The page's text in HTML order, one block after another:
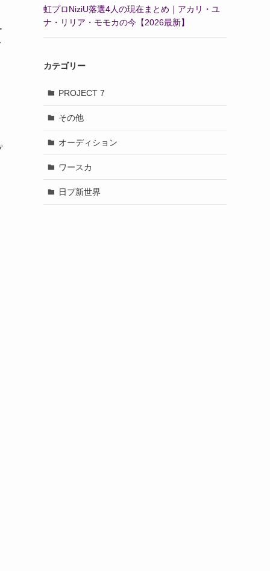
虹プロNiziU落選4人の現在まとめ｜アカリ・ユ
ナ・リリア・モモカの今【2026最新】
カテゴリー
PROJECT 7
その他
オーディション
ワースカ
日プ新世界